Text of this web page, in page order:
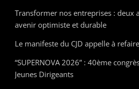
Transformer nos entreprises : deux
avenir optimiste et durable
Le manifeste du CJD appelle à
“SUPERNOVA 2026” : 40ème
Jeunes Dirigeants